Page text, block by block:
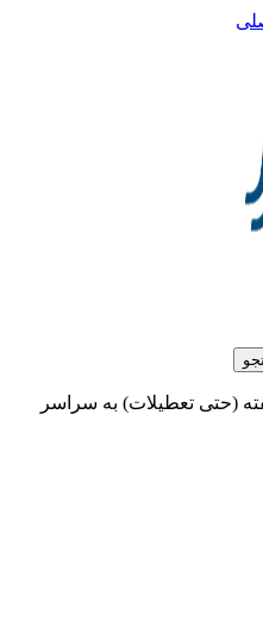
روز هفته (حتی تعطیلات) به سراسر